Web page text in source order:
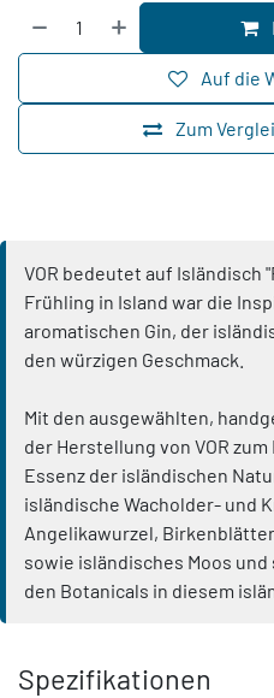
Zum
Auf die
VOR bedeutet auf Isländisch
Frühling in Island war die
aromatischen Gin, der
den würzigen Geschmack.
Mit den ausgewählten,
der Herstellung von VOR
Essenz der isländischen
isländische Wacholder- und
Angelikawurzel,
sowie isländisches Moos
den Botanicals in diesem
Spezifikationen